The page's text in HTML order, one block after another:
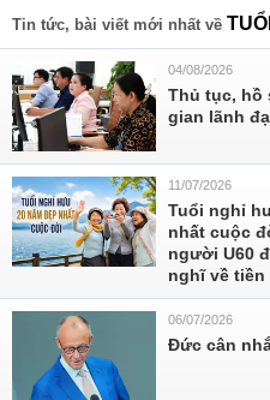
Tin tức, bài viết mới nhất về
04/08/2026
Thủ tục, hồ
gian lãnh
11/07/2026
Tuổi nghỉ
nhất cuộc
người U60
nghĩ về
06/07/2026
Đức cân